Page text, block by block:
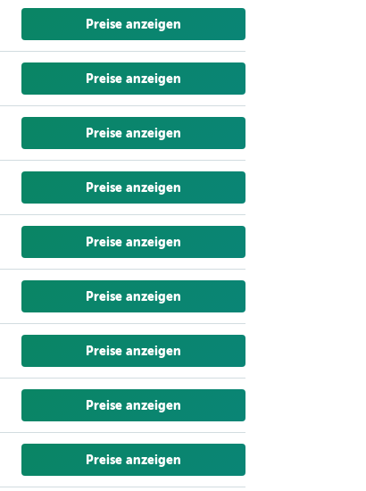
Preise anzeigen
Preise anzeigen
Preise anzeigen
Preise anzeigen
Preise anzeigen
Preise anzeigen
Preise anzeigen
Preise anzeigen
Preise anzeigen